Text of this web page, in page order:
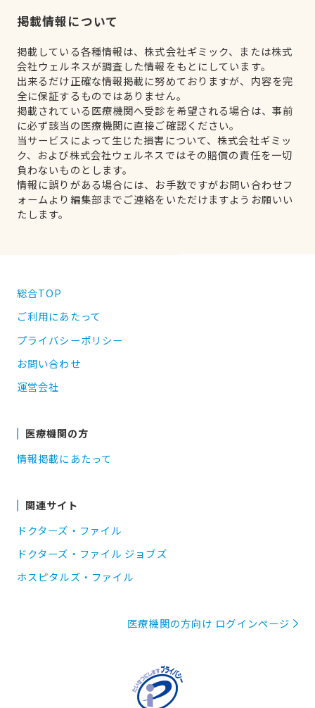
掲載情報について
掲載している各種情報は、株式会社ギミック、または株式
会社ウェルネスが調査した情報をもとにしています。
出来るだけ正確な情報掲載に努めておりますが、内容を完
全に保証するものではありません。
掲載されている医療機関へ受診を希望される場合は、事前
に必ず該当の医療機関に直接ご確認ください。
当サービスによって生じた損害について、株式会社ギミッ
ク、および株式会社ウェルネスではその賠償の責任を一切
負わないものとします。
情報に誤りがある場合には、お手数ですがお問い合わせフ
ォームより編集部までご連絡をいただけますようお願いい
たします。
総合TOP
ご利用にあたって
プライバシーポリシー
お問い合わせ
運営会社
医療機関の方
情報掲載にあたって
関連サイト
ドクターズ・ファイル
ドクターズ・ファイル ジョブズ
ホスピタルズ・ファイル
医療機関の方向け ログインページ